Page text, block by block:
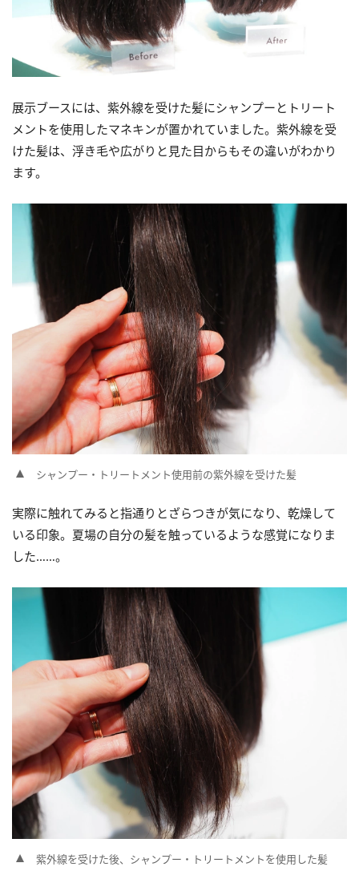
展示ブースには、紫外線を受けた髪にシャンプーとトリート
メントを使用したマネキンが置かれていました。紫外線を受
けた髪は、浮き毛や広がりと見た目からもその違いがわかり
ます。
シャンプー・トリートメント使用前の紫外線を受けた髪
実際に触れてみると指通りとざらつきが気になり、乾燥して
いる印象。夏場の自分の髪を触っているような感覚になりま
した……。
紫外線を受けた後、シャンプー・トリートメントを使用した髪